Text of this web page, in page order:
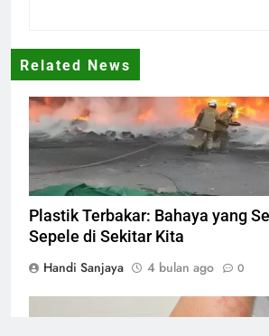
Related News
plastik terbakar
Plastik Terbakar: Bahaya yang
Sepele di Sekitar Kita
Handi Sanjaya
4 bulan ago 0